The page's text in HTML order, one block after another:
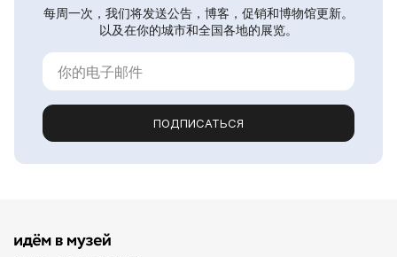
每周一次，我们将发送公告，博客，促销和博物馆更新。
以及在你的城市和全国各地的展览。
ПОДПИСАТЬСЯ